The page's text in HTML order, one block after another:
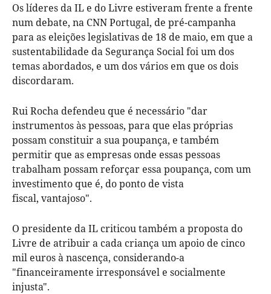
Os líderes da IL e do Livre estiveram frente a frente
num debate, na CNN Portugal, de pré-campanha
para as eleições legislativas de 18 de maio, em que a
sustentabilidade da Segurança Social foi um dos
temas abordados, e um dos vários em que os dois
discordaram.
Rui Rocha defendeu que é necessário "dar
instrumentos às pessoas, para que elas próprias
possam constituir a sua poupança, e também
permitir que as empresas onde essas pessoas
trabalham possam reforçar essa poupança, com um
investimento que é, do ponto de vista
fiscal, vantajoso".
O presidente da IL criticou também a proposta do
Livre de atribuir a cada criança um apoio de cinco
mil euros à nascença, considerando-a
"financeiramente irresponsável e socialmente
injusta".